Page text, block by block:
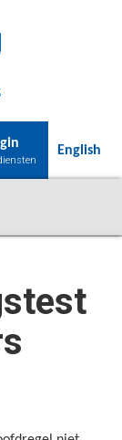
English